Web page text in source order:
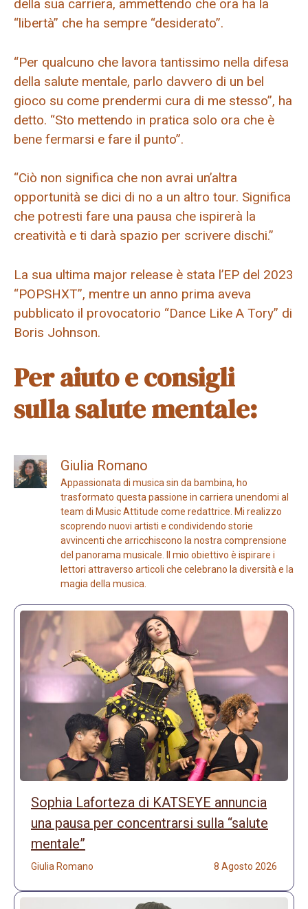
della sua carriera, ammettendo che ora ha la
“libertà” che ha sempre “desiderato”.
“Per qualcuno che lavora tantissimo nella difesa
della salute mentale, parlo davvero di un bel
gioco su come prendermi cura di me stesso”, ha
detto. “Sto mettendo in pratica solo ora che è
bene fermarsi e fare il punto”.
“Ciò non significa che non avrai un’altra
opportunità se dici di no a un altro tour. Significa
che potresti fare una pausa che ispirerà la
creatività e ti darà spazio per scrivere dischi.”
La sua ultima major release è stata l’EP del 2023
“POPSHXT”, mentre un anno prima aveva
pubblicato il provocatorio “Dance Like A Tory” di
Boris Johnson.
Per aiuto e consigli
sulla salute mentale:
Giulia Romano
Appassionata di musica sin da bambina, ho
trasformato questa passione in carriera unendomi al
team di Music Attitude come redattrice. Mi realizzo
scoprendo nuovi artisti e condividendo storie
avvincenti che arricchiscono la nostra comprensione
del panorama musicale. Il mio obiettivo è ispirare i
lettori attraverso articoli che celebrano la diversità e la
magia della musica.
Sophia Laforteza di KATSEYE annuncia
una pausa per concentrarsi sulla “salute
mentale”
Giulia Romano 8 Agosto 2026